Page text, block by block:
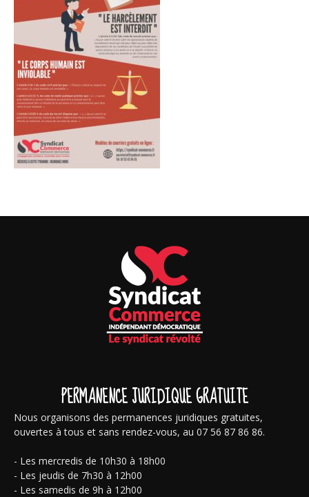
PERMANENCE JURIDIQUE GRATUITE
Nous organisons des permanences juridiques gratuites,
ouvertes à tous et sans rendez-vous, au 07 56 87 86 86.
- Les mercredis de 10h30 à 18h00
- Les jeudis de 7h30 à 12h00
- Les samedis de 9h à 12h00